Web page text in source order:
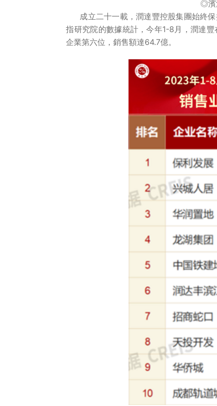
◎濱
成立二十一載，潤達豐控股集團始終
指研究院的數據統計，今年1-8月，潤達
企業第六位，銷售額達64.7億。